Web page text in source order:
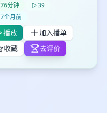
76分钟
39
7个月前
播放
加入播单
收藏
去评价
取消